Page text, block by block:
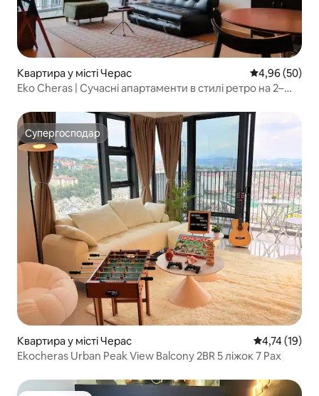
Квартира у місті Черас Середня
4,96 (50)
Eko Cheras | Сучасні апартаменти в стилі ретро на 2–
Супергосподар
Супергосподар
Квартира у місті Черас Середня
4,74 (19)
Ekocheras Urban Peak View Balcony 2BR 5 ліжок 7 Pax